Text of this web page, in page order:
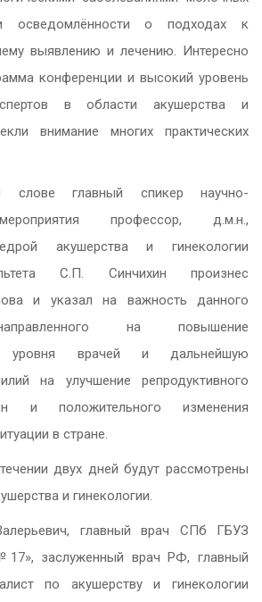
осведомлённости о подходах к
выявлению и лечению. Интересно
конференции и высокий уровень
в области акушерства и
внимание многих практических
слове главный спикер научно-
профессор, д.м.н.,
акушерства и гинекологии
С.П. Синчихин произнес
и указал на важность данного
на повышение
уровня врачей и дальнейшую
на улучшение репродуктивного
и положительного изменения
в стране.
двух дней будут рассмотрены
и гинекологии.
главный врач СПб ГБУЗ
заслуженный врач РФ, главный
по акушерству и гинекологии